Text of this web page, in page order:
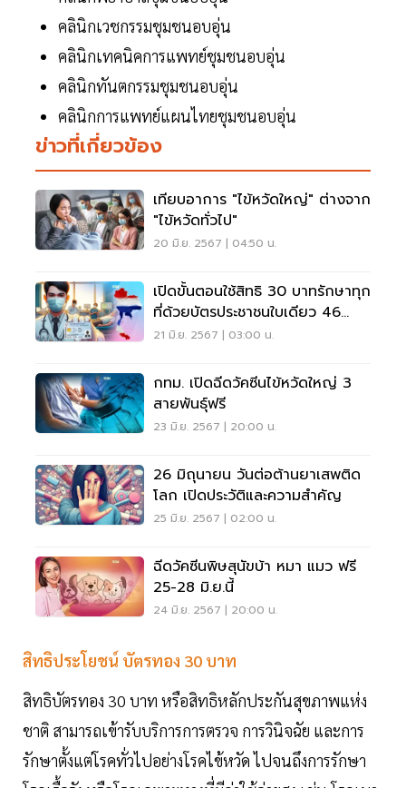
คลินิกเวชกรรมชุมชนอบอุ่น
คลินิกเทคนิคการแพทย์ชุมชนอบอุ่น
คลินิกทันตกรรมชุมชนอบอุ่น
คลินิกการแพทย์แผนไทยชุมชนอบอุ่น
ข่าวที่เกี่ยวข้อง
เทียบอาการ "ไข้หวัดใหญ่" ต่างจาก
"ไข้หวัดทั่วไป"
20 มิ.ย. 2567 | 04:50 น.
เปิดขั้นตอนใช้สิทธิ 30 บาทรักษาทุก
ที่ด้วยบัตรประชาชนใบเดียว 46
จังหวัด
21 มิ.ย. 2567 | 03:00 น.
กทม. เปิดฉีดวัคซีนไข้หวัดใหญ่ 3
สายพันธุ์ฟรี
23 มิ.ย. 2567 | 20:00 น.
26 มิถุนายน วันต่อต้านยาเสพติด
โลก เปิดประวัติและความสำคัญ
25 มิ.ย. 2567 | 02:00 น.
ฉีดวัคซีนพิษสุนัขบ้า หมา แมว ฟรี
25-28 มิ.ย.นี้
24 มิ.ย. 2567 | 20:00 น.
สิทธิประโยชน์ บัตรทอง 30 บาท
สิทธิบัตรทอง 30 บาท หรือสิทธิหลักประกันสุขภาพแห่ง
ชาติ สามารถเข้ารับบริการการตรวจ การวินิจฉัย และการ
รักษาตั้งแต่โรคทั่วไปอย่างโรคไข้หวัด ไปจนถึงการรักษา